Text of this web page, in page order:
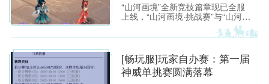
“山河画境”全新竞技篇章现已全服
上线，“山河画境·挑战赛”与“山河画
境·月度英雄榜”两大玩法同步放
出。参与玩法不仅有机会获得特赦
能解锁专属限时称谓、万界通廊摊
位招牌装饰、首领雕像庭院装饰等
限定奖励。
[畅玩服]玩家自办赛：第一届
神威单挑赛圆满落幕